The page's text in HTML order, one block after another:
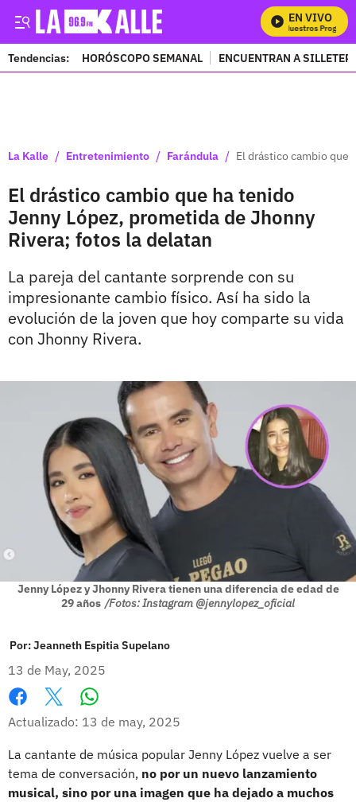
EN VIVO
Mira Todos Nuestros Programas
Tendencias: HORÓSCOPO SEMANAL ENCUENTRAN A
La Kalle / Entretenimiento / Farándula / El drástico cambio que
El drástico cambio que ha tenido
Jenny López, prometida de Jhonny
Rivera; fotos la delatan
La pareja del cantante sorprende con su
impresionante cambio físico. Así ha sido la
evolución de la joven que hoy comparte su vida
con Jhonny Rivera.
Jenny López y Jhonny Rivera tienen una diferencia de edad de
29 años /Fotos: Instagram @jennylopez_oficial
Por:Jeanneth Espitia Supelano
13 de May, 2025
Facebook
X
Actualizado: 13 de may, 2025
La cantante de música popular Jenny López vuelve a ser
tema de conversación, no por un nuevo lanzamiento
musical, sino por una imagen que ha dejado a muchos